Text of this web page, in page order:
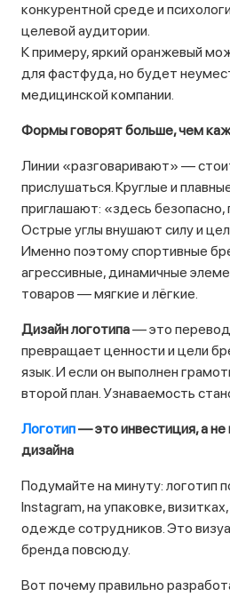
конкурентной среде и
целевой аудитории.
К примеру, яркий оранжевый
для фастфуда, но будет
медицинской компании.
Формы говорят больше, чем
Линии «разговаривают» —
прислушаться. Круглые и
приглашают: «здесь
Острые углы внушают силу и
Именно поэтому спортивные
агрессивные, динамичные
товаров — мягкие и лёгкие.
Дизайн логотипа— это
превращает ценности и цели
язык. И если он выполнен
второй план. Узнаваемость
Логотип— это инвестиция, а
дизайна
Подумайте на минуту: логотип
Instagram, на упаковке,
одежде сотрудников. Это
бренда повсюду.
Вот почему правильно